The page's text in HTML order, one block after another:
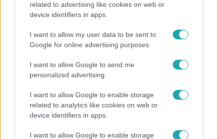
related to advertising like cookies on web or
device identifiers in apps.
I want to allow my user data to be sent to
Google for online advertising purposes.
I want to allow Google to send me
personalized advertising.
I want to allow Google to enable storage
related to analytics like cookies on web or
device identifiers in apps.
I want to allow Google to enable storage
2017. szeptember 13. 14:37
Eldőlt! J. J. Abrams rendezheti a Star Wars 9-et!
Ráadásul részben ő is írja a forgatókönyvet. Mi majd
kiugrottunk a bőrünkből, mikor megtudtuk a hosszúra